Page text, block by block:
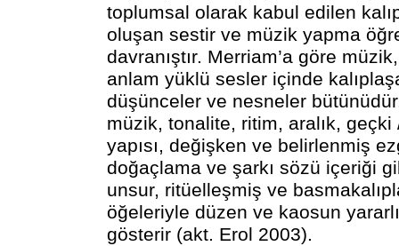
toplumsal olarak kabul edilen
oluşan sestir ve müzik yapma
davranıştır. Merriam’a göre
anlam yüklü sesler içinde
düşünceler ve nesneler
müzik, tonalite, ritim, aralık, geçki
yapısı, değişken ve belirlenmiş
doğaçlama ve şarkı sözü içeriği
unsur, ritüelleşmiş ve
öğeleriyle düzen ve kaosun
gösterir (akt. Erol 2003).